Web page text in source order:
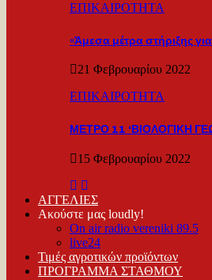
ΕΠΙΚΑΙΡΟΤΗΤΑ
«Άμεσα μέτρα στήριξης
21 Φεβρουαρίου 2022
ΕΠΙΚΑΙΡΟΤΗΤΑ
ΜΕΤΡΟ 11 ‘ΒΙΟΛΟΓΙΚΗ
15 Φεβρουαρίου 2022
ΑΓΓΕΛΙΕΣ
Ακούστε μας loudly!
On air radio vereniki 89.5
live24
Τιμές αγροτικών προϊόντων
ΠΡΟΓΡΑΜΜΑ ΣΤΑΘΜΟΥ